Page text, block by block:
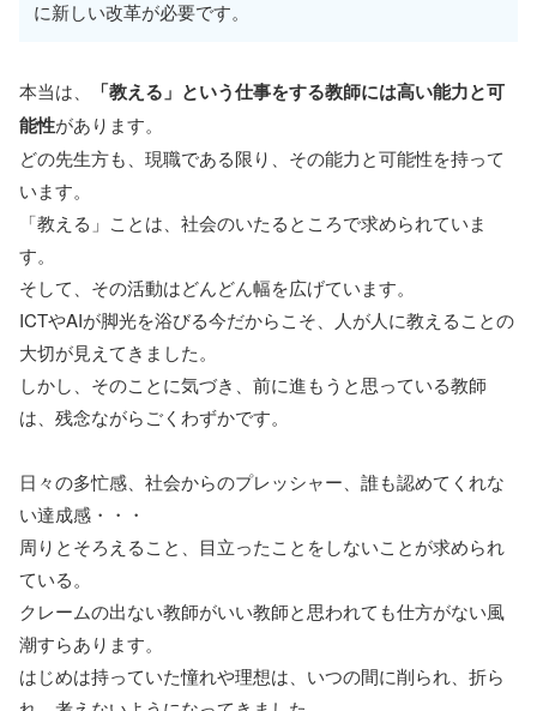
に新しい改革が必要です。
本当は、
「教える」という仕事をする教師には高い能力と可
能性があります。
どの先生方も、現職である限り、その能力と可能性を持って
います。
「教える」ことは、社会のいたるところで求められていま
す。
そして、その活動はどんどん幅を広げています。
ICTやAIが脚光を浴びる今だからこそ、人が人に教えることの
大切が見えてきました。
しかし、そのことに気づき、前に進もうと思っている教師
は、残念ながらごくわずかです。
日々の多忙感、社会からのプレッシャー、誰も認めてくれな
い達成感・・・
周りとそろえること、目立ったことをしないことが求められ
ている。
クレームの出ない教師がいい教師と思われても仕方がない風
潮すらあります。
はじめは持っていた憧れや理想は、いつの間に削られ、折ら